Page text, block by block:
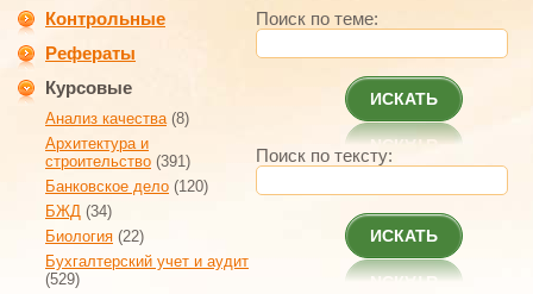
Контрольные
Рефераты
Курсовые
Анализ качества(8)
Архитектура и
строительство (391)
Банковское дело (120)
БЖД (34)
Биология (22)
Бухгалтерский учет и аудит
(529)
Поиск по теме:
ИСКАТЬ
Поиск по тексту:
ИСКАТЬ